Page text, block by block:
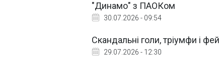
"Динамо" з ПАОКом
30.07.2026 - 09:54
Скандальні голи, тріумфи і
29.07.2026 - 12:30